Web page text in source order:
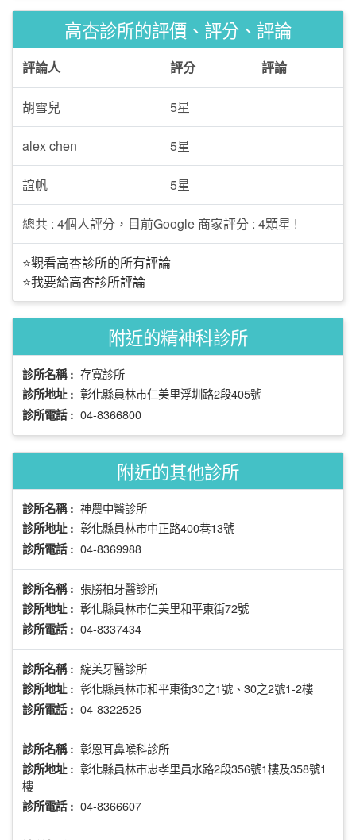
高杏診所的評價、評分、評論
評論人 評分 評論
胡雪兒 5星
alex chen 5星
誼帆 5星
總共 : 4個人評分，目前Google 商家評分 : 4顆星 !
⭐觀看高杏診所的所有評論
⭐我要給高杏診所評論
附近的精神科診所
診所名稱 : 存寬診所
診所地址 : 彰化縣員林市仁美里浮圳路2段405號
診所電話 : 04-8366800
附近的其他診所
診所名稱 : 神農中醫診所
診所地址 : 彰化縣員林市中正路400巷13號
診所電話 : 04-8369988
診所名稱 : 張勝柏牙醫診所
診所地址 : 彰化縣員林市仁美里和平東街72號
診所電話 : 04-8337434
診所名稱 : 綻美牙醫診所
診所地址 : 彰化縣員林市和平東街30之1號、30之2號1-2樓
診所電話 : 04-8322525
診所名稱 : 彰恩耳鼻喉科診所
診所地址 : 彰化縣員林市忠孝里員水路2段356號1樓及358號1
樓
診所電話 : 04-8366607